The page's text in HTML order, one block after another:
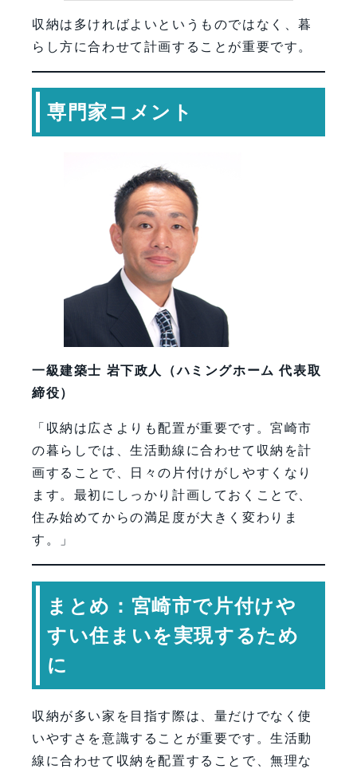
収納は多ければよいというものではなく、暮
らし方に合わせて計画することが重要です。
専門家コメント
一級建築士 岩下政人（ハミングホーム 代表取
締役）
「収納は広さよりも配置が重要です。宮崎市
の暮らしでは、生活動線に合わせて収納を計
画することで、日々の片付けがしやすくなり
ます。最初にしっかり計画しておくことで、
住み始めてからの満足度が大きく変わりま
す。」
まとめ：宮崎市で片付けや
すい住まいを実現するため
に
収納が多い家を目指す際は、量だけでなく使
いやすさを意識することが重要です。生活動
線に合わせて収納を配置することで、無理な